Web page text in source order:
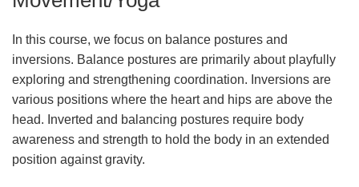
In this course, we focus on balance postures and
inversions. Balance postures are primarily about playfully
exploring and strengthening coordination. Inversions are
various positions where the heart and hips are above the
head. Inverted and balancing postures require body
awareness and strength to hold the body in an extended
position against gravity.